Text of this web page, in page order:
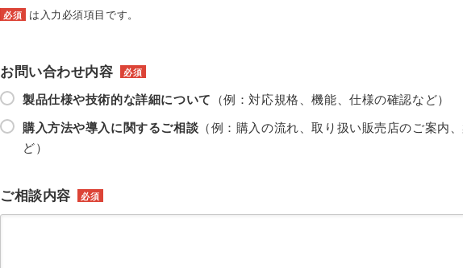
必須 は入力必須項目です。
お問い合わせ内容 必須
製品仕様や技術的な詳細について （例：対応規格、機能、仕様の確認など）
購入方法や導入に関するご相談 （例：購入の流れ、取り扱い販売店のご案内
ど）
ご相談内容 必須